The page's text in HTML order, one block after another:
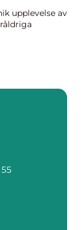
upplevelse av